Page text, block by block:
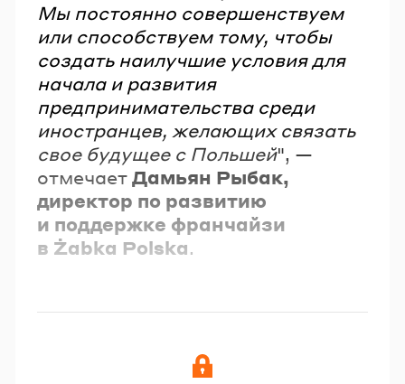
Мы постоянно совершенствуем
или способствуем тому, чтобы
создать наилучшие условия для
начала и развития
предпринимательства среди
иностранцев, желающих связать
свое будущее с Польшей", —
отмечаетДамьян Рыбак,
директор по развитию
и поддержке франчайзи
в Żabka Polska.